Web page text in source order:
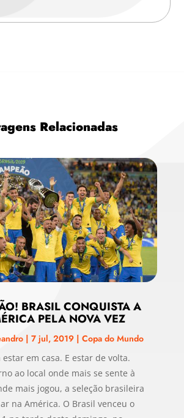
Relacionadas
BRASIL CONQUISTA A
PELA NOVA VEZ
| 7 jul, 2019| Copa do Mundo
estar em casa. E estar de volta.
ao local onde mais se sente à
mais jogou, a seleção brasileira
na América. O Brasil venceu o